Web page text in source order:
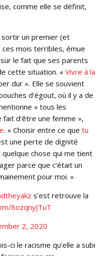
comme elle se définit,
sortir un premier (et
ces mois terribles, émue
le fait que ses parents
cette situation. «Vivre à la
dur ». Elle se souvient
d’égout, où il y a de
« tous les
d’être une femme »,
. « Choisir entre ce que tu
une perte de dignité
chose qui me tient
parce que c’était un
pour moi. »
s’est retrouve la
8ozqnyJTuT
2, 2020
ci le racisme qu’elle a subi